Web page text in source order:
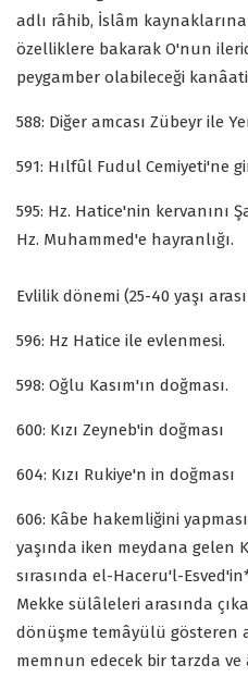
adlı râhib, İslâm
özelliklere bakarak O'nun
peygamber olabileceği
588: Diğer amcası Zübeyr ile
591: Hılfûl Fudul Cemiyeti'ne
595: Hz. Hatice'nin kervanını
Hz. Muhammed'e hayranlığı.
Evlilik dönemi (25-40 yaşı
596: Hz Hatice ile evlenmesi.
598: Oğlu Kasım'ın doğması.
600: Kızı Zeyneb'in doğması
604: Kızı Rukiye'n in doğması
606: Kâbe hakemliğini
yaşında iken meydana gelen
sırasında el-Haceru'l-
Mekke sülâleleri arasında
dönüşme temâyülü gösteren
memnun edecek bir tarzda ve